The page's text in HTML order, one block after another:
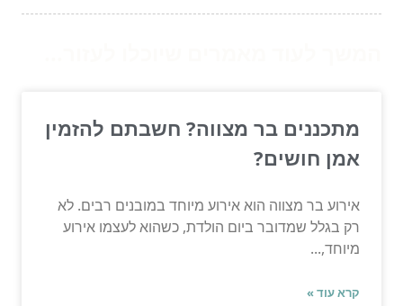
מתכננים בר מצווה? חשבתם להזמין
אמן חושים?
אירוע בר מצווה הוא אירוע מיוחד במובנים רבים. לא
רק בגלל שמדובר ביום הולדת, כשהוא לעצמו אירוע
מיוחד,...
קרא עוד »